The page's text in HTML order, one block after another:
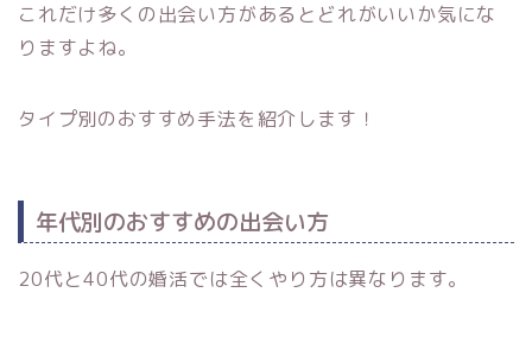
これだけ多くの出会い方があるとどれがいいか気にな
りますよね。
タイプ別のおすすめ手法を紹介します！
年代別のおすすめの出会い方
20代と40代の婚活では全くやり方は異なります。